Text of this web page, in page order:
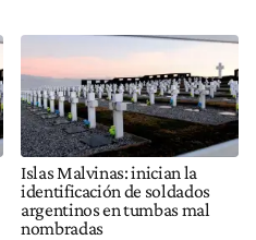
Islas Malvinas: inician la
identificación de soldados
argentinos en tumbas mal
nombradas